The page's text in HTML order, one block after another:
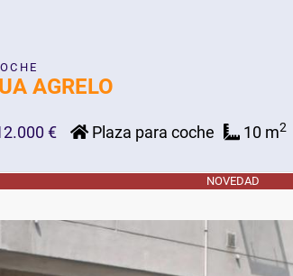
AGRELO
€ Plaza para coche 10 m2
NOVEDAD